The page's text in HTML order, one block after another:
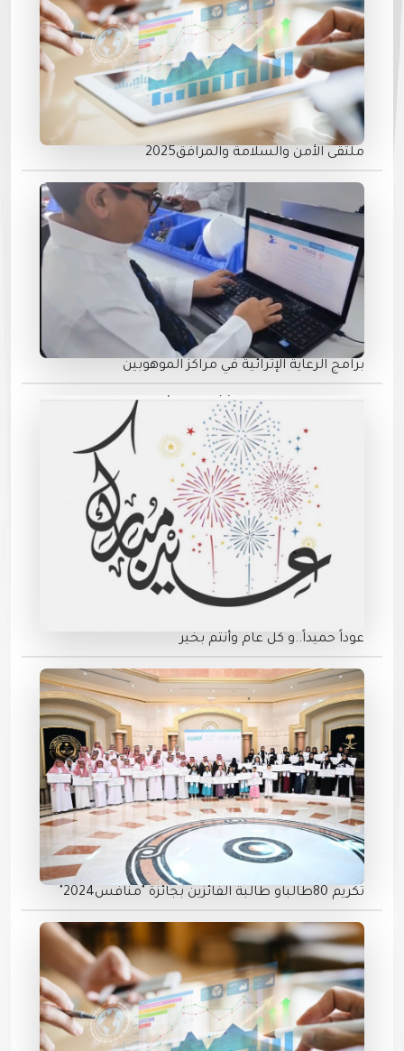
ملتقى الأمن والسلامة والمرافق2025
برامج الرعاية الإثرائية في مراكز الموهوبين
عوداً حميداً..و كل عام وأنتم بخير
تكريم 80طالباو طالبة الفائزين بجائزة "منافس2024"